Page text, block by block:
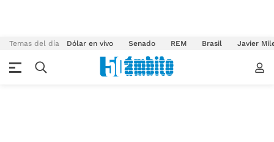
Temas del día Dólar en vivo Senado REM Brasil Javier